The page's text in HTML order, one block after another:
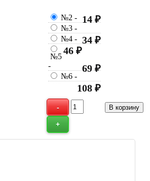
№2 - 14 ₽
№3 -
34 ₽
№4 -
46 ₽
№5
-
69 ₽
№6 -
108 ₽